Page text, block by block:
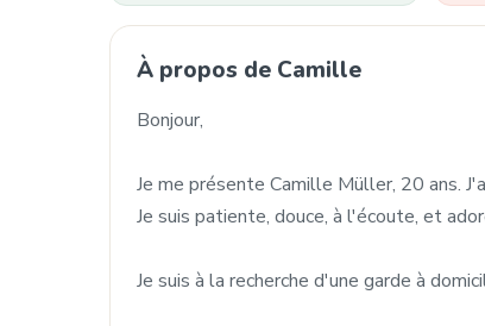
À propos de Camille
Bonjour,
Je me présente Camille Müller, 20 ans.
Je suis patiente, douce, à l'écoute, et
Je suis à la recherche d'une garde à